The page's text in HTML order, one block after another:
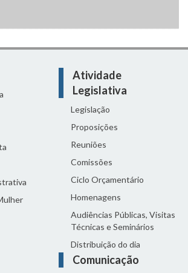
Atividade
Legislativa
Legislação
Proposições
Reuniões
Comissões
Ciclo Orçamentário
Homenagens
Audiências Públicas, Visitas
Técnicas e Seminários
Distribuição do dia
Comunicação